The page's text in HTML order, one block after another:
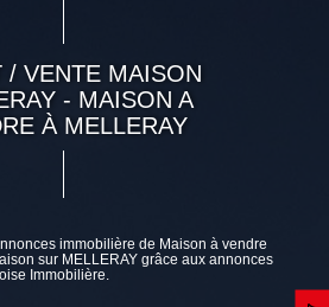
/ VENTE MAISON
- MAISON A
À MELLERAY
immobilière de Maison à vendre
sur MELLERAY grâce aux annonces
Immobilière.